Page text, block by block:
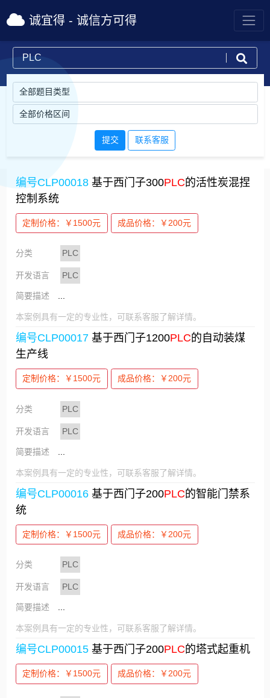
诚宜得 - 诚信方可得
提交 联系客服
编号CLP00018 基于西门子300PLC的活性炭混捏
控制系统
定制价格：￥1500元 成品价格：￥200元
分类 PLC
开发语言 PLC
简要描述
本案例具有一定的专业性，可联系客服了解详情。
编号CLP00017 基于西门子1200PLC的自动装煤
生产线
定制价格：￥1500元 成品价格：￥200元
分类 PLC
开发语言 PLC
简要描述
本案例具有一定的专业性，可联系客服了解详情。
编号CLP00016 基于西门子200PLC的智能门禁系
统
定制价格：￥1500元 成品价格：￥200元
分类 PLC
开发语言 PLC
简要描述
本案例具有一定的专业性，可联系客服了解详情。
编号CLP00015 基于西门子200PLC的塔式起重机
定制价格：￥1500元 成品价格：￥200元